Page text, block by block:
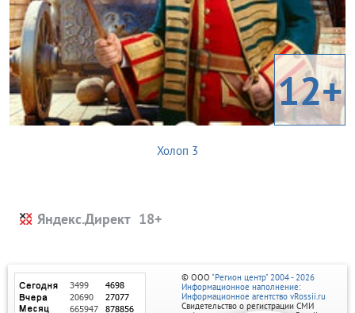
12+
Холоп 3
Яндекс.Директ
© ООО "Регион центр" 2004 - 2026
Информационное наполнение:
Информационное агентство vRossii.ru
Свидетельство о регистрации СМИ